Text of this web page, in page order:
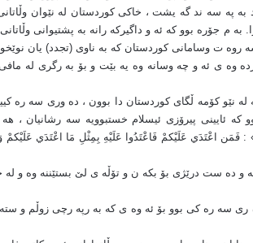
به په سه ند گه یشت ، خاکی کوردستان له نێوان
م جۆره بوو که ئه و داگیرکه رانه به پشتیوانی
روه ت وسامانی کوردستان که به ناوی (تجدد) یان
وه ی ئه و چه وسانه وه یه بێت و بۆ به رگری له
له نێو کۆمه ڵگای کوردستان دا بوون ، ده وری سه ره
که ئایینی پیرۆزی ئیسلام خستبوویه سه رشانیان ،
: فَمَن اعْتَدَي عَلَيْكمْ فَاعْتَدُوا عَلَيْهِ بِمِثْلِ مَا اعْتَدَي عَلَيْكمْ
ده ست درێژی بۆ بکه ن و تۆڵه ی لێ بستێننه وه و له
ده ری سه ره کی بوو بۆ ئه وه ی که به رپه رچی زوڵم و